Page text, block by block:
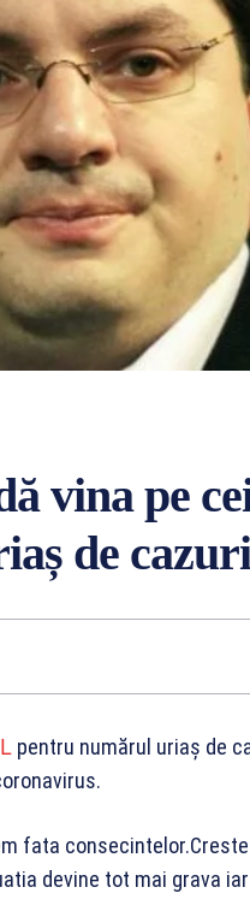
vina pe
de
pentru numărul uriaș de
fata
devine tot mai grava